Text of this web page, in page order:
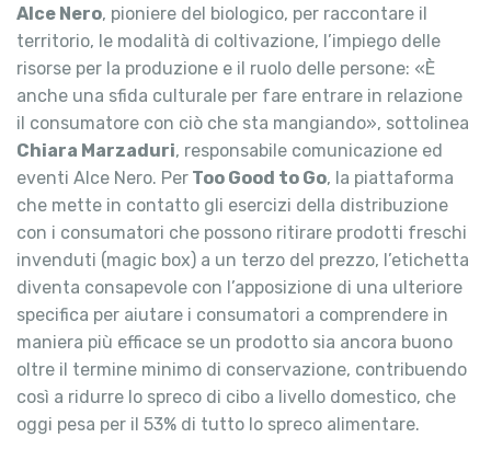
Alce Nero, pioniere del biologico, per raccontare il
territorio, le modalità di coltivazione, l’impiego delle
risorse per la produzione e il ruolo delle persone: «È
anche una sfida culturale per fare entrare in relazione
il consumatore con ciò che sta mangiando», sottolinea
Chiara Marzaduri, responsabile comunicazione ed
eventi Alce Nero. Per Too Good to Go, la piattaforma
che mette in contatto gli esercizi della distribuzione
con i consumatori che possono ritirare prodotti freschi
invenduti (magic box) a un terzo del prezzo, l’etichetta
diventa consapevole con l’apposizione di una ulteriore
specifica per aiutare i consumatori a comprendere in
maniera più efficace se un prodotto sia ancora buono
oltre il termine minimo di conservazione, contribuendo
così a ridurre lo spreco di cibo a livello domestico, che
oggi pesa per il 53% di tutto lo spreco alimentare.